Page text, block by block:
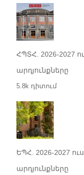
ՀՊՏՀ. 2026-2027
արդյունքները
5.8k դիտում
ԵՊՀ. 2026-2027
արդյունքները